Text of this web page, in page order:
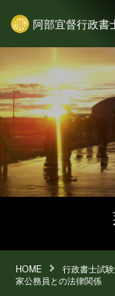
阿部宜督行政書
HOME 行政書士試
家公務員との法律関係